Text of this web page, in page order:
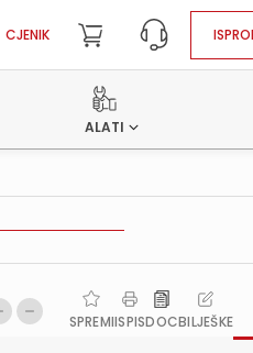
CJENIK
ALATI
SPREMIISPISDOCBILJEŠKE